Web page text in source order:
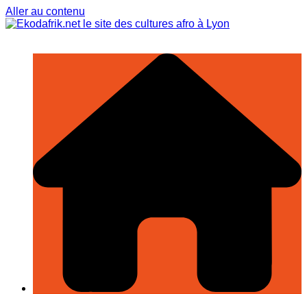
Aller au contenu